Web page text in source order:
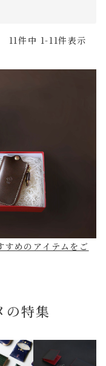
11件中 1-11件表示
めのアイテムをご
の特集